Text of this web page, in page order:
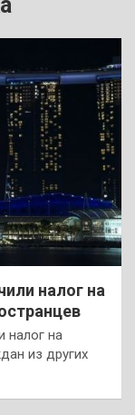
налог на
налог на
из других